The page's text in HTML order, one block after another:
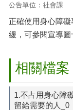
公告單位：社會課
正確使用身心障
緩，可參閱宣導圖
相關檔案
1.不占用身心障
留給需要的人_0